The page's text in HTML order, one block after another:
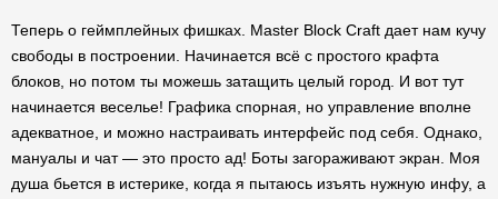
Теперь о геймплейных фишках. Master Block Craft дает нам кучу
свободы в построении. Начинается всё с простого крафта
блоков, но потом ты можешь затащить целый город. И вот тут
начинается веселье! Графика спорная, но управление вполне
адекватное, и можно настраивать интерфейс под себя. Однако,
мануалы и чат — это просто ад! Боты загораживают экран. Моя
душа бьется в истерике, когда я пытаюсь изъять нужную инфу, а